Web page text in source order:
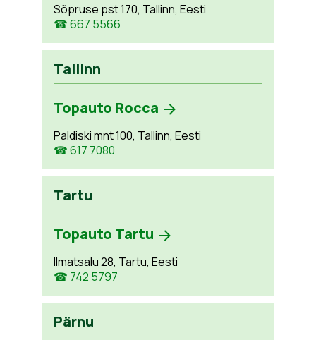
Sõpruse pst 170, Tallinn, Eesti
☎ 667 5566
Tallinn
Topauto Rocca
Paldiski mnt 100, Tallinn, Eesti
☎ 617 7080
Tartu
Topauto Tartu
Ilmatsalu 28, Tartu, Eesti
☎ 742 5797
Pärnu